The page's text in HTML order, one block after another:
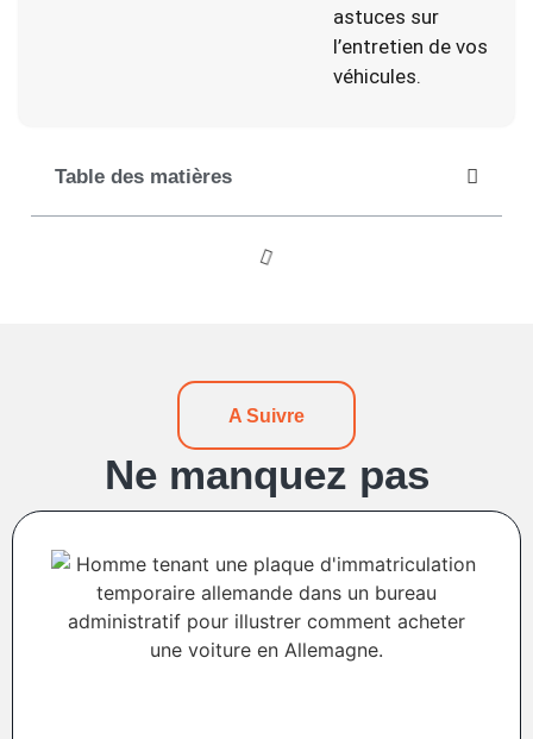
astuces sur
l’entretien de vos
véhicules.
Table des matières
A Suivre
Ne manquez pas